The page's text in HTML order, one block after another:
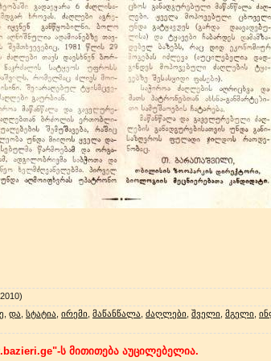
და სტატია ირემი მაწანწალა ძაღლები შველი მგელი
ს მითითება აუცილებელია.